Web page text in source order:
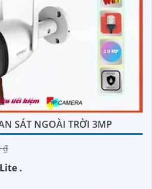
SÁT NGOÀI TRỜI 3MP
₫
.